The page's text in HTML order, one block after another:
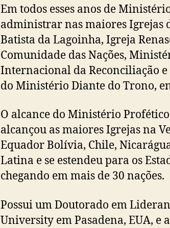
Em todos esses anos de
administrar nas maiores Igrejas
Batista da Lagoinha, Igreja
Comunidade das Nações,
Internacional da Reconciliação e
do Ministério Diante do Trono,
O alcance do Ministério
alcançou as maiores Igrejas na
Equador Bolívia, Chile,
Latina e se estendeu para os
chegando em mais de 30 nações.
Possui um Doutorado em
University em Pasadena, EUA, e